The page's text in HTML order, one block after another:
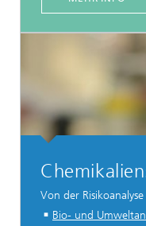
Von der
Bio- und